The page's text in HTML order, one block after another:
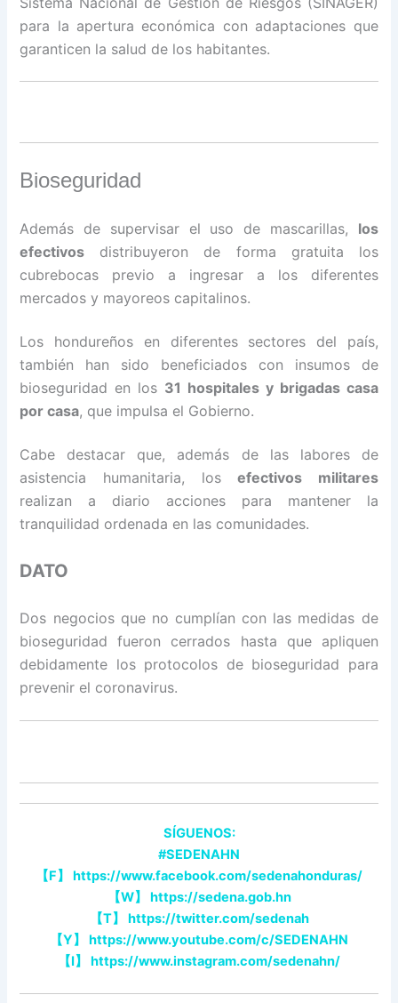
para la apertura económica con adaptaciones que
garanticen la salud de los habitantes.
Bioseguridad
Además de supervisar el uso de mascarillas, los
efectivos distribuyeron de forma gratuita los
cubrebocas previo a ingresar a los diferentes
mercados y mayoreos capitalinos.
Los hondureños en diferentes sectores del país,
también han sido beneficiados con insumos de
bioseguridad en los 31 hospitales y brigadas casa
por casa, que impulsa el Gobierno.
Cabe destacar que, además de las labores de
asistencia humanitaria, losefectivos militares
realizan a diario acciones para mantener la
tranquilidad ordenada en las comunidades.
DATO
Dos negocios que no cumplían con las medidas de
bioseguridad fueron cerrados hasta que apliquen
debidamente los protocolos de bioseguridad para
prevenir el coronavirus.
SÍGUENOS:
#SEDENAHN
【F】
https://www.facebook.com/sedenahonduras/
【W】
https://sedena.gob.hn
【T】
https://twitter.com/sedenah
【Y】
https://www.youtube.com/c/SEDENAHN
【I】 https://www.instagram.com/sedenahn/